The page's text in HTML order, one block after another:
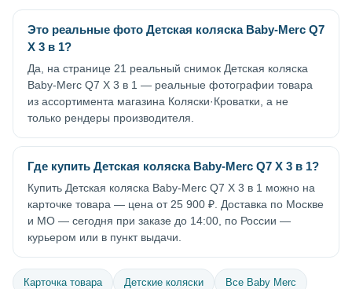
Это реальные фото Детская коляска Baby-Merc Q7
X 3 в 1?
Да, на странице 21 реальный снимок Детская коляска
Baby-Merc Q7 X 3 в 1 — реальные фотографии товара
из ассортимента магазина Коляски·Кроватки, а не
только рендеры производителя.
Где купить Детская коляска Baby-Merc Q7 X 3 в 1?
Купить Детская коляска Baby-Merc Q7 X 3 в 1 можно на
карточке товара — цена от 25 900 ₽. Доставка по Москве
и МО — сегодня при заказе до 14:00, по России —
курьером или в пункт выдачи.
Карточка товара Детские коляски Все Baby Merc